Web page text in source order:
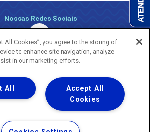
Nossas Redes Sociais
Uma empresa
Copyright ® 2026 - Todos os Direitos Reservados.
Nossa natureza movimenta a vida
de Uso de Sites e Aplicativos
All Cookies”, you agree to the storing of
to enhance site navigation, analyze
in our marketing efforts.
Accept All
Cookies
All